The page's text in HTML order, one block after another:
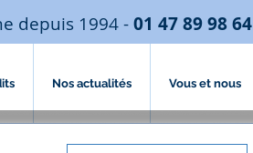
depuis 1994 -01 47 89 98 64
Nos actualités Vous et nous